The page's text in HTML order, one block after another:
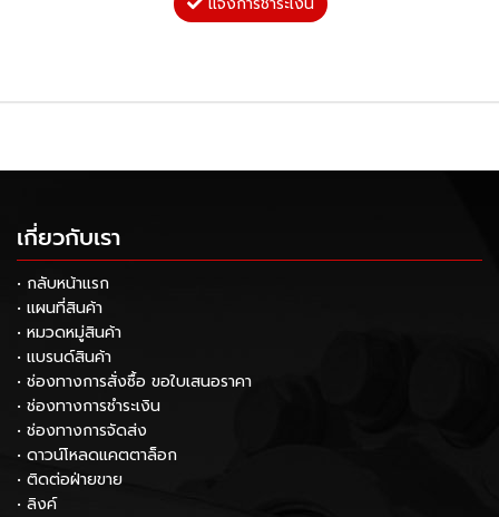
เกี่ยวกับเรา
• กลับหน้าแรก
• แผนที่สินค้า
• หมวดหมู่สินค้า
• แบรนด์สินค้า
• ช่องทางการสั่งซื้อ ขอใบเสนอราคา
• ช่องทางการชำระเงิน
• ช่องทางการจัดส่ง
• ดาวน์โหลดแคตตาล็อก
• ติดต่อฝ่ายขาย
• ลิงค์